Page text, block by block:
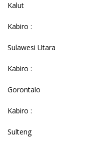
Kalut
Kabiro :
Sulawesi Utara
Kabiro :
Gorontalo
Kabiro :
Sulteng